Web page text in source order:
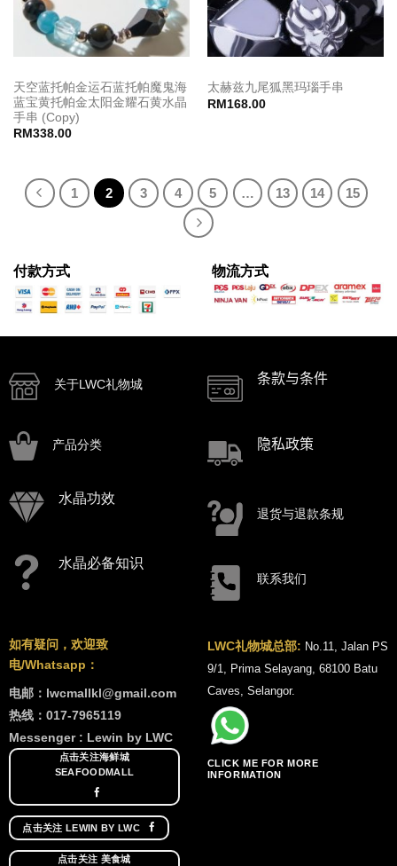
天空蓝托帕金运石蓝托帕魔鬼海
蓝宝黄托帕金太阳金耀石黄水晶
手串 (Copy)
RM 338.00
太赫兹九尾狐黑玛瑙手串
RM168.00
1 2 3 4 5 … 13 14 15
付款方式 物流方式
关于LWC礼物城
产品分类
水晶功效
水晶必备知识
条款与条件
隐私政策
退货与退款条规
联系我们
如有疑问，欢迎致
电/Whatsapp：
电邮：lwcmallkl@gmail.com
热线：017-7965119
Messenger : Lewin by LWC
点击关注海鲜城
SEAFOODMALL
点击关注 LEWIN BY LWC
点击关注 美食城
LWC礼物城总部: No.11, Jalan PS
9/1, Prima Selayang, 68100 Batu
Caves, Selangor.
CLICK ME FOR MORE
INFORMATION